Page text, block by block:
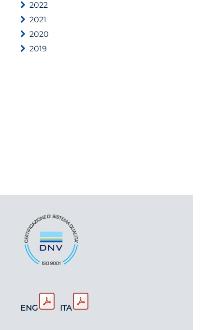
2022
2021
2020
2019
ENG ITA